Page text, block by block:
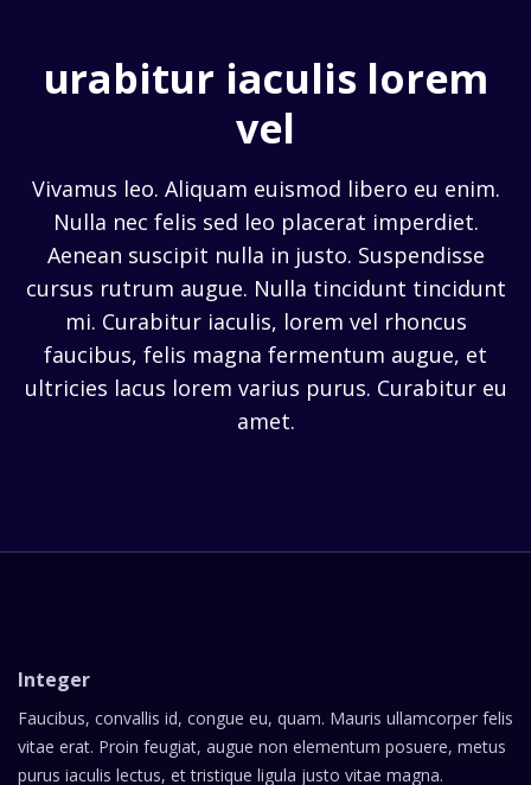
urabitur iaculis lorem
vel
Vivamus leo. Aliquam euismod libero eu enim.
Nulla nec felis sed leo placerat imperdiet.
Aenean suscipit nulla in justo. Suspendisse
cursus rutrum augue. Nulla tincidunt tincidunt
mi. Curabitur iaculis, lorem vel rhoncus
faucibus, felis magna fermentum augue, et
ultricies lacus lorem varius purus. Curabitur eu
amet.
Integer
Faucibus, convallis id, congue eu, quam. Mauris ullamcorper felis
vitae erat. Proin feugiat, augue non elementum posuere, metus
purus iaculis lectus, et tristique ligula justo vitae magna.